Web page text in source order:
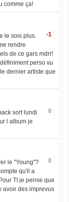
comme ça!
-1
le sois plus.
rendre
de ce gars mdrr!
perso vu
dernier artiste que
0
sort lundi
l album je
0
le "Young"?
qu'il a
TI je pense que
avoir des imprevus